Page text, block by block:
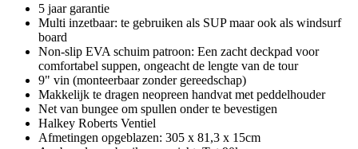
5 jaar garantie
Multi inzetbaar: te gebruiken als SUP maar ook als windsurf
board
Non-slip EVA schuim patroon: Een zacht deckpad voor
comfortabel suppen, ongeacht de lengte van de tour
9" vin (monteerbaar zonder gereedschap)
Makkelijk te dragen neopreen handvat met peddelhouder
Net van bungee om spullen onder te bevestigen
Halkey Roberts Ventiel
Afmetingen opgeblazen: 305 x 81,3 x 15cm